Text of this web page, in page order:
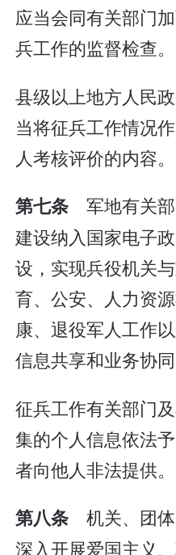
应当会同有关部门
兵工作的监督检查。
县级以上地方人民
当将征兵工作情况
人考核评价的内容。
第七条 军地有关
建设纳入国家电子
设，实现兵役机关
育、公安、人力资
康、退役军人工作
信息共享和业务协同
征兵工作有关部门
集的个人信息依法
者向他人非法提供。
第八条 机关、团
深入开展爱国主义